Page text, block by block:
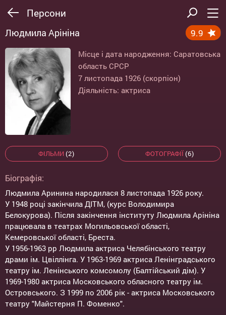
Персони
Людмила Арініна 9.9
Місце і дата народження: Саратовська
область СРСР
7 листопада 1926 (скорпіон)
Діяльність: актриса
ФІЛЬМИ (2) ФОТОГРАФІЇ(6)
Біографія:
Людмила Аринина народилася 8 листопада 1926 року.
У 1948 році закінчила ДІТМ, (курс Володимира
Белокурова). Після закінчення інституту Людмила Арініна
працювала в театрах Могильовської області,
Кемеровської області, Бреста.
У 1956-1963 рр Людмила актриса Челябінського театру
драми ім. Цвіллінга. У 1963-1969 актриса Ленінградського
театру ім. Ленінського комсомолу (Балтійський дім). У
1969-1980 актриса Московського обласного театру ім.
Островського. З 1999 по 2006 рік - актриса Московського
театру "Майстерня П. Фоменко".